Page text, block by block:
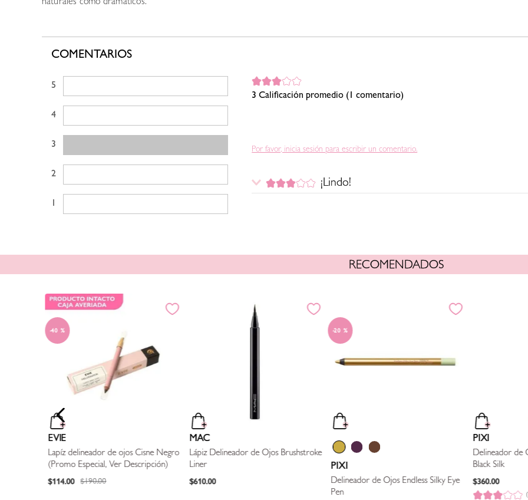
naturales como dramáticos.
COMENTARIOS
3 Calificación promedio (1 comentario)
5 estrellas
4 estrellas
3 estrellas
2 estrellas
1 estrella
Por favor, inicia sesión para escribir un comentario.
¡Lindo!
Si eres principiante la punta de plumón es ideal, el pigmento no es
RECOMENDADOS
40 %
EVIE
Lapíz delineador de ojos Cisne Negro
(Promo Especial, Ver Descripción)
$114.00 $190.00
MAC
Lápiz Delineador de Ojos Brushstroke
Liner
$610.00
20 %
PIXI
Delineador de Ojos Endless Silky Eye
Pen
PIXI
Delineador de
Black Silk
$360.00